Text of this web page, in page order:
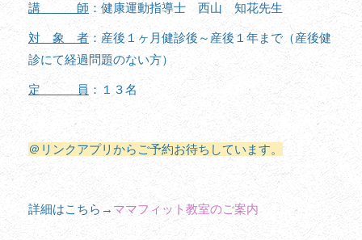
講 師 ：健康運動指導士 西山 知花先生
対 象 者：産後１ヶ月健診後～産後１年まで（産後健
診にて経過問題のない方）
定 員 ：１３名
＠リンクアプリからご予約お待ちしています。
詳細はこちら→ ママフィット教室のご案内